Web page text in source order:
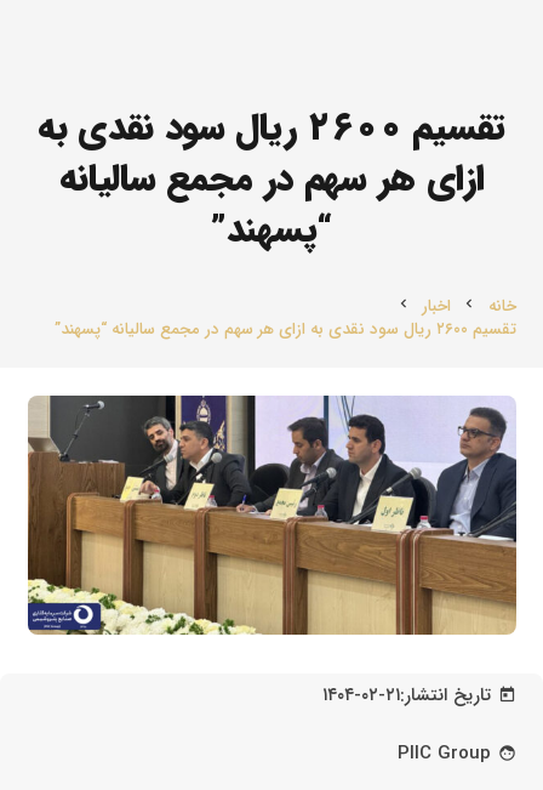
تقسیم ۲۶۰۰ ریال سود نقدی به
ازای هر سهم در مجمع سالیانه
“پسهند”
خانه chevron_left اخبار chevron_left
تقسیم ۲۶۰۰ ریال سود نقدی به ازای هر سهم در مجمع سالیانه “پسهند”
today تاریخ انتشار:۱۴۰۴-۰۲-۲۱
face
PIIC Group